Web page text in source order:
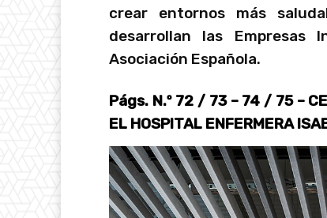
crear entornos más
desarrollan las Empresas
Asociación Española.
Págs. N.º 72 / 73 – 74 / 75 –
EL HOSPITAL ENFERMERA